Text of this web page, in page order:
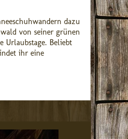
dazu
von seiner grünen
Urlaubstage. Beliebt
ihr eine